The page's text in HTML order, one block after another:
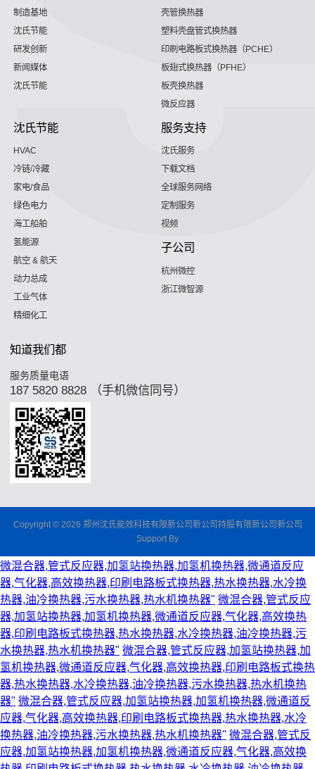
制造基地
沈氏节能
研发创新
新闻媒体
沈氏节能
壳管换热器
塑料壳盘管式换热器
印刷电路板式换热器（PCHE）
板翅式换热器（PFHE）
板壳换热器
微反应器
沈氏节能
HVAC
冷链/冷藏
家电/食品
绿色电力
海工船舶
氢能源
航空 & 航天
动力总成
工业气体
精细化工
服务支持
沈氏服务
下载文档
全球服务网络
定制服务
视频
子公司
杭州微控
浙江微智源
知道我们都
服务质量电语
187 5820 8828 （手机微信同号）
Copyright © 2026 郑州沈氏能效科技有限新公司新公司持股有限新公司新公司
Support By
微混合器,管式反应器,加氢站换热器,加氢机换热器,微通道反应
器,气化器,高效换热器,印刷电路板式换热器,热水换热器,水冷换
热器,油冷换热器,污水换热器,热水机换热器" 微混合器,管式反应
器,加氢站换热器,加氢机换热器,微通道反应器,气化器,高效换热
器,印刷电路板式换热器,热水换热器,水冷换热器,油冷换热器,污
水换热器,热水机换热器" 微混合器,管式反应器,加氢站换热器,加
氢机换热器,微通道反应器,气化器,高效换热器,印刷电路板式换热
器,热水换热器,水冷换热器,油冷换热器,污水换热器,热水机换热
器" 微混合器,管式反应器,加氢站换热器,加氢机换热器,微通道反
应器,气化器,高效换热器,印刷电路板式换热器,热水换热器,水冷
换热器,油冷换热器,污水换热器,热水机换热器" 微混合器,管式反
应器,加氢站换热器,加氢机换热器,微通道反应器,气化器,高效换